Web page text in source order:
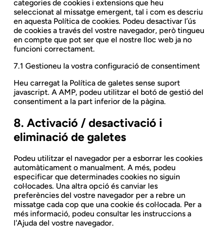
categories de cookies i extensions que heu
seleccionat al missatge emergent, tal i com es descriu
en aquesta Política de cookies. Podeu desactivar l’ús
de cookies a través del vostre navegador, però tingueu
en compte que pot ser que el nostre lloc web ja no
funcioni correctament.
7.1 Gestioneu la vostra configuració de consentiment
Heu carregat la Política de galetes sense suport
javascript. A AMP, podeu utilitzar el botó de gestió del
consentiment a la part inferior de la pàgina.
8. Activació / desactivació i
eliminació de galetes
Podeu utilitzar el navegador per a esborrar les cookies
automàticament o manualment. A més, podeu
especificar que determinades cookies no siguin
col·locades. Una altra opció és canviar les
preferències del vostre navegador per a rebre un
missatge cada cop que una cookie és col·locada. Per a
més informació, podeu consultar les instruccions a
l'Ajuda del vostre navegador.